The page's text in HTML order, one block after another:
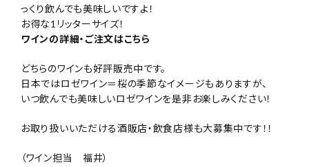
っくり飲んでも美味しいですよ！
お得な1リッターサイズ！
ワインの詳細・ご注文はこちら
どちらのワインも好評販売中です。
日本ではロゼワイン＝桜の季節なイメージもありますが、
いつ飲んでも美味しいロゼワインを是非お楽しみください！
お取り扱いいただける酒販店・飲食店様も大募集中です！！
（ワイン担当 福井）